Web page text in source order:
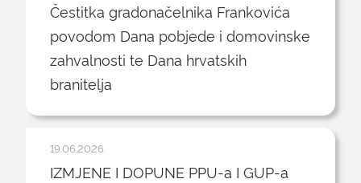
Čestitka gradonačelnika Frankovića
povodom Dana pobjede i domovinske
zahvalnosti te Dana hrvatskih
branitelja
19.06.2026.
IZMJENE I DOPUNE PPU-a I GUP-a